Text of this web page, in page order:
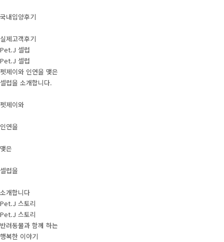
국내입양후기
실제고객후기
Pet.J 셀럽
Pet.J 셀럽
펫제이와 인연을 맺은
셀럽을 소개합니다.
펫제이와
인연을
맺은
셀럽을
소개합니다
Pet.J 스토리
Pet.J 스토리
반려동물과 함께 하는
행복한 이야기